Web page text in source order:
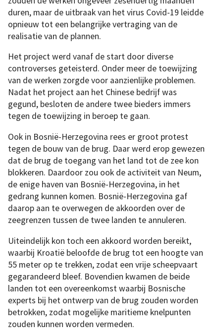
duren, maar de uitbraak van het virus Covid-19 leidde
opnieuw tot een belangrijke vertraging van de
realisatie van de plannen.
Het project werd vanaf de start door diverse
controverses geteisterd. Onder meer de toewijzing
van de werken zorgde voor aanzienlijke problemen.
Nadat het project aan het Chinese bedrijf was
gegund, besloten de andere twee bieders immers
tegen de toewijzing in beroep te gaan.
Ook in Bosnië-Herzegovina rees er groot protest
tegen de bouw van de brug. Daar werd erop gewezen
dat de brug de toegang van het land tot de zee kon
blokkeren. Daardoor zou ook de activiteit van Neum,
de enige haven van Bosnië-Herzegovina, in het
gedrang kunnen komen. Bosnië-Herzegovina gaf
daarop aan te overwegen de akkoorden over de
zeegrenzen tussen de twee landen te annuleren.
Uiteindelijk kon toch een akkoord worden bereikt,
waarbij Kroatië beloofde de brug tot een hoogte van
55 meter op te trekken, zodat een vrije scheepvaart
gegarandeerd bleef. Bovendien kwamen de beide
landen tot een overeenkomst waarbij Bosnische
experts bij het ontwerp van de brug zouden worden
betrokken, zodat mogelijke maritieme knelpunten
zouden kunnen worden vermeden.